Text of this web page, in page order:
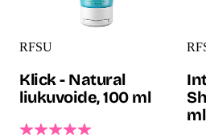
RFSU
Klick - Natural
liukuvoide, 100 ml
ml